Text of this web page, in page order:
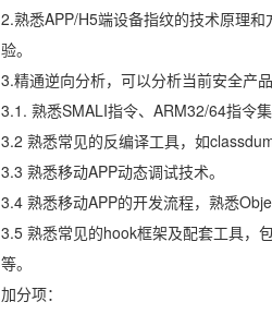
2.熟悉APP/H5端设备指纹的技术原理
验。
3.精通逆向分析，可以分析当前安全产
3.1. 熟悉SMALI指令、ARM32/64指令集
3.2 熟悉常见的反编译工具，如
3.3 熟悉移动APP动态调试技术。
3.4 熟悉移动APP的开发流程，熟悉
3.5 熟悉常见的hook框架及配套工具，
等。
加分项：